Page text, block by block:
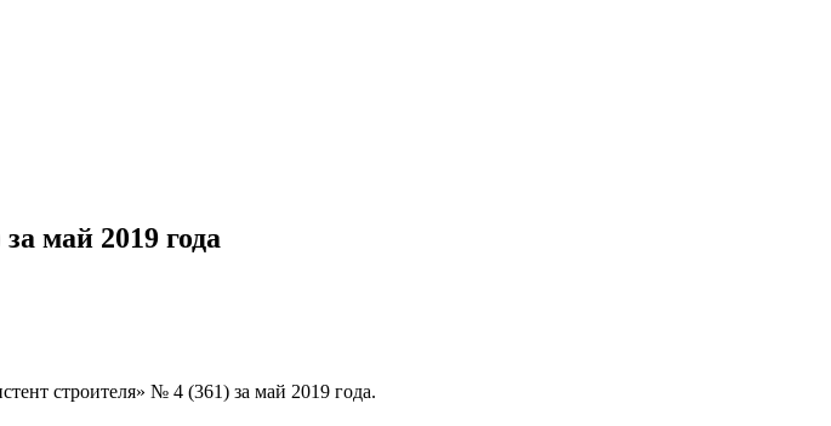
май 2019 года
строителя» № 4 (361) за май 2019 года.